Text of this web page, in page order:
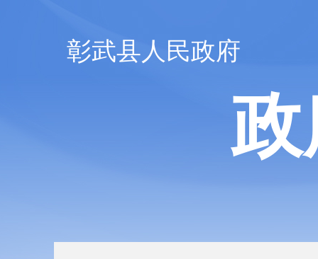
彰武县人民政府